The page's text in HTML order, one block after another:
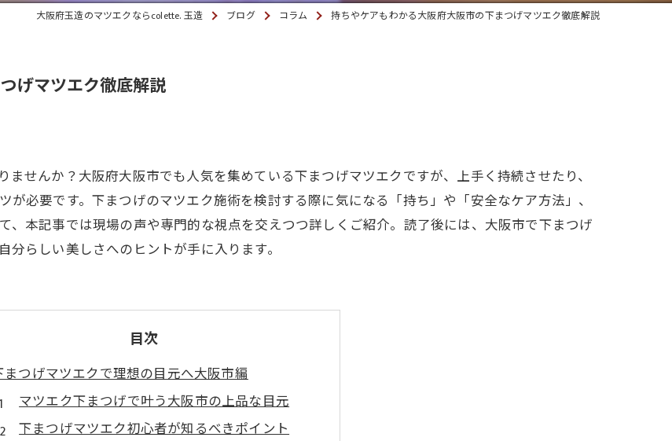
大阪府玉造のマツエクならcolette. 玉造 ブログ コラム 持ちやケアもわかる大阪府大阪市の下まつげマツエク徹底解説
げマツエク徹底解説
せんか？大阪府大阪市でも人気を集めている下まつげマツエクですが、上手く持続させたり、
必要です。下まつげのマツエク施術を検討する際に気になる「持ち」や「安全なケア方法」、
、本記事では現場の声や専門的な視点を交えつつ詳しくご紹介。読了後には、大阪市で下まつげ
らしい美しさへのヒントが手に入ります。
目次
まつげマツエクで理想の目元へ大阪市編
マツエク下まつげで叶う大阪市の上品な目元
下まつげマツエク初心者が知るべきポイント